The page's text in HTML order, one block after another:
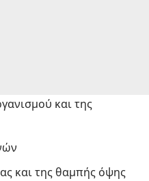
και της
και της θαμπής όψης